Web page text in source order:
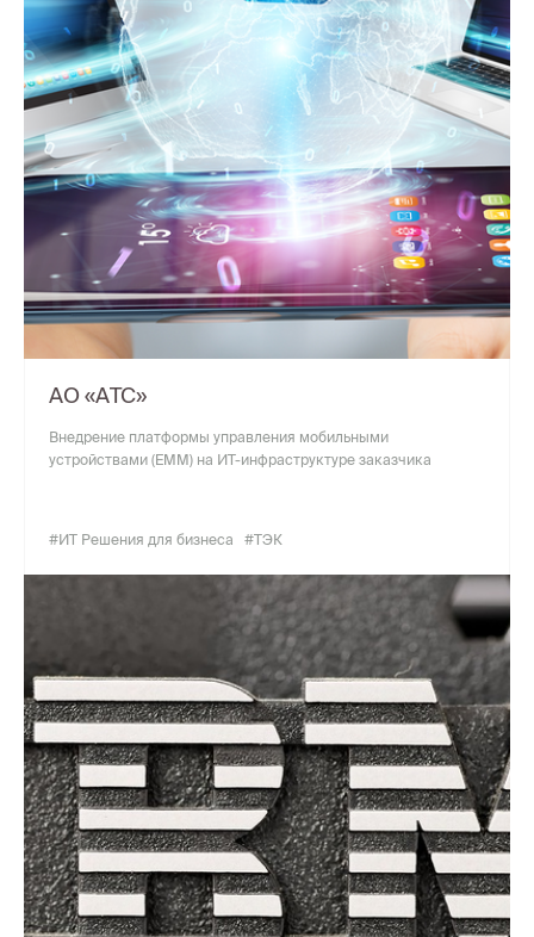
АО «АТС»
Внедрение платформы управления мобильными
устройствами (EMM) на ИТ-инфраструктуре заказчика
#ИТ Решения для бизнеса #ТЭК